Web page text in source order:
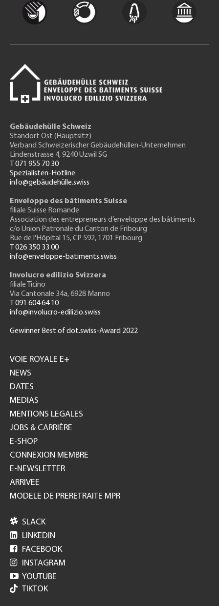
Gebäudehülle Schweiz
Standort Ost (Hauptsitz)
Verband Schweizerischer Gebäudehüllen-Unternehmen
Lindenstrasse 4, 9240 Uzwil SG
T 071 955 70 30
Spezialisten-Hotline
info@gebäudehülle.swiss
Enveloppe des bâtiments Suisse
filiale Suisse Romande
Association des entrepreneurs d’enveloppe des bâtiments
c/o Union Patronale du Canton de Fribourg
Rue de l'Hôpital 15, CP 592, 1701 Fribourg
T 026 350 33 00
info@enveloppe-batiments.swiss
Involucro edilizio Svizzera
filiale Ticino
Via Cantonale 34a, 6928 Manno
T 091 604 64 10
info@involucro-edilizio.swiss
Gewinner Best of dot.swiss-Award 2022
GH
VOIE ROYALE E+
NEWS
DATES
MEDIAS
MENTIONS LEGALES
JOBS & CARRIÈRE
E-SHOP
CONNEXION MEMBRE
E-NEWSLETTER
ARRIVEE
MODELE DE PRERETRAITE MPR
 SLACK
 LINKEDIN
 FACEBOOK
 INSTAGRAM
 YOUTUBE
TIKTOK